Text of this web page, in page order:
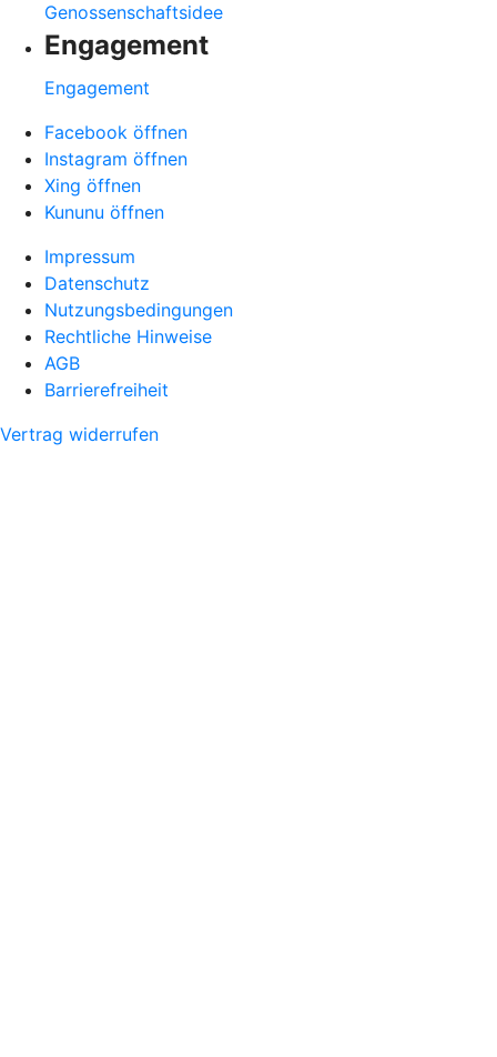
Genossenschaftsidee
Engagement
Engagement
Facebook öffnen
Instagram öffnen
Xing öffnen
Kununu öffnen
Impressum
Datenschutz
Nutzungsbedingungen
Rechtliche Hinweise
AGB
Barrierefreiheit
Vertrag widerrufen